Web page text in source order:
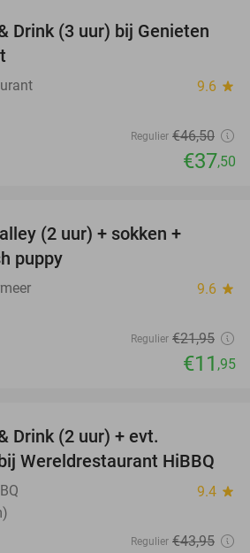
19%
Drink (3 uur) bij Genieten
9.6 star
Regulier €46,50
€37,50
(2 uur) + sokken +
puppy
9.6 star
Regulier €21,95
€11 ,95
Drink (2 uur) + evt.
Wereldrestaurant HiBBQ
9.4 star
Regulier €43,95